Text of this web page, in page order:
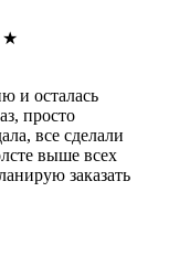
★
и осталась
просто
все сделали
выше всех
заказать